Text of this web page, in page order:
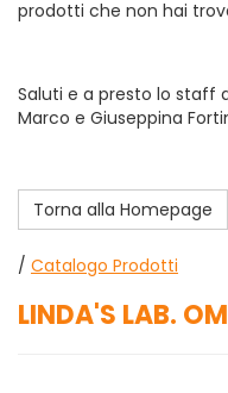
prodotti che non hai
Saluti e a presto lo staff
Marco e Giuseppina
Torna alla Homepage
/ Catalogo Prodotti
LINDA'S LAB.